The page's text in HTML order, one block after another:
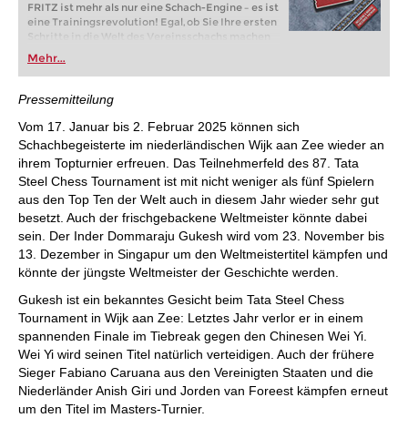
FRITZ ist mehr als nur eine Schach-Engine – es ist
eine Trainingsrevolution! Egal, ob Sie Ihre ersten
Schritte in die Welt des Vereinsschachs machen
oder bereits auf Turnierniveau spielen: Mit
FRITZ trainieren Sie effizienter, intelligenter und
individueller als je zuvor.
Mehr...
Pressemitteilung
Vom 17. Januar bis 2. Februar 2025 können sich
Schachbegeisterte im niederländischen Wijk aan Zee wieder an
ihrem Topturnier erfreuen. Das Teilnehmerfeld des 87. Tata
Steel Chess Tournament ist mit nicht weniger als fünf Spielern
aus den Top Ten der Welt auch in diesem Jahr wieder sehr gut
besetzt. Auch der frischgebackene Weltmeister könnte dabei
sein. Der Inder Dommaraju Gukesh wird vom 23. November bis
13. Dezember in Singapur um den Weltmeistertitel kämpfen und
könnte der jüngste Weltmeister der Geschichte werden.
Gukesh ist ein bekanntes Gesicht beim Tata Steel Chess
Tournament in Wijk aan Zee: Letztes Jahr verlor er in einem
spannenden Finale im Tiebreak gegen den Chinesen Wei Yi.
Wei Yi wird seinen Titel natürlich verteidigen. Auch der frühere
Sieger Fabiano Caruana aus den Vereinigten Staaten und die
Niederländer Anish Giri und Jorden van Foreest kämpfen erneut
um den Titel im Masters-Turnier.